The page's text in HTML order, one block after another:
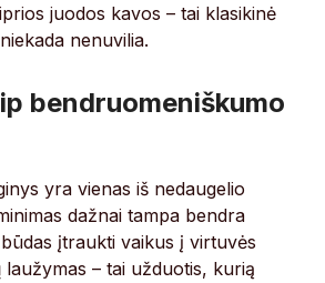
juodos kavos – tai klasikinė
nenuvilia.
bendruomeniškumo
yra vienas iš nedaugelio
dažnai tampa bendra
įtraukti vaikus į virtuvės
laužymas – tai užduotis, kurią